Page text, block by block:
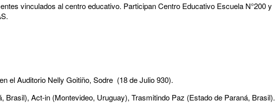
vinculados al centro educativo. Participan Centro Educativo Escuela N°200 y
el Auditorio Nelly Goitiño, Sodre (18 de Julio 930).
Brasil), Act-in (Montevideo, Uruguay), Trasmitindo Paz (Estado de Paraná, Brasil).